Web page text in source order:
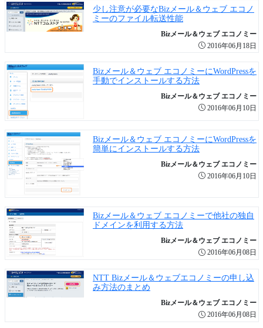
少し注意が必要なBizメール＆ウェブ エコノ
ミーのファイル転送性能
Bizメール＆ウェブ エコノミー
2016年06月18日
Bizメール＆ウェブ エコノミーにWordPressを
手動でインストールする方法
Bizメール＆ウェブ エコノミー
2016年06月10日
Bizメール＆ウェブ エコノミーにWordPressを
簡単にインストールする方法
Bizメール＆ウェブ エコノミー
2016年06月10日
Bizメール＆ウェブ エコノミーで他社の独自
ドメインを利用する方法
Bizメール＆ウェブ エコノミー
2016年06月08日
NTT Bizメール＆ウェブエコノミーの申し込
み方法のまとめ
Bizメール＆ウェブ エコノミー
2016年06月08日